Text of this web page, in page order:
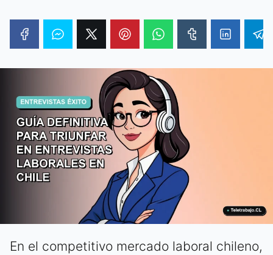
En el competitivo mercado laboral chileno,